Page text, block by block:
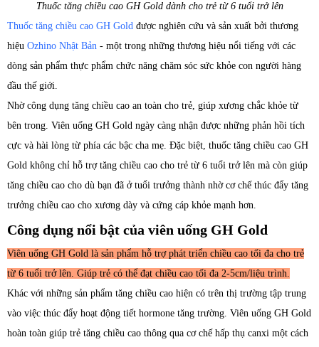
Thuốc tăng chiều cao GH Gold dành cho trẻ từ 6 tuổi trở lên
Thuốc tăng chiều cao GH Gold được nghiên cứu và sản xuất bởi thương
hiệu Ozhino Nhật Bản - một trong những thương hiệu nổi tiếng với các
dòng sản phẩm thực phẩm chức năng chăm sóc sức khỏe con người hàng
đầu thế giới.
Nhờ công dụng tăng chiều cao an toàn cho trẻ, giúp xương chắc khỏe từ
bên trong. Viên uống GH Gold ngày càng nhận được những phản hồi tích
cực và hài lòng từ phía các bậc cha mẹ. Đặc biệt, thuốc tăng chiều cao GH
Gold không chỉ hỗ trợ tăng chiều cao cho trẻ từ 6 tuổi trở lên mà còn giúp
tăng chiều cao cho dù bạn đã ở tuổi trưởng thành nhờ cơ chế thúc đẩy tăng
trưởng chiều cao cho xương dày và cứng cáp khỏe mạnh hơn.
Công dụng nổi bật của viên uống GH Gold
Viên uống GH Gold là sản phẩm hỗ trợ phát triển chiều cao tối đa cho trẻ
từ 6 tuổi trở lên. Giúp trẻ có thể đạt chiều cao tối đa 2-5cm/liệu trình.
Khác với những sản phẩm tăng chiều cao hiện có trên thị trường tập trung
vào việc thúc đẩy hoạt động tiết hormone tăng trường. Viên uống GH Gold
hoàn toàn giúp trẻ tăng chiều cao thông qua cơ chế hấp thụ canxi một cách